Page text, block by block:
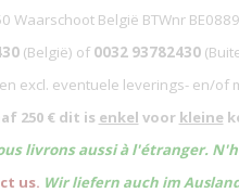
Waarschoot België BTWnr
(België) of 0032 93782430
excl. eventuele leverings- en/of
250 € dit is enkel voor kleine
livrons aussi à l'étranger.
us. Wir liefern auch im